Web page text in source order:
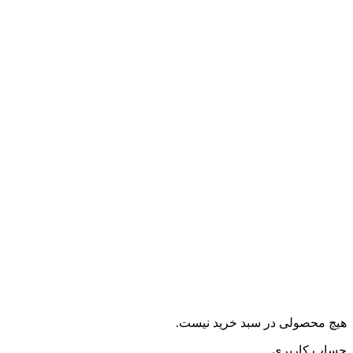
هیچ محصولی در سبد خرید نیست.
حساب کاربری